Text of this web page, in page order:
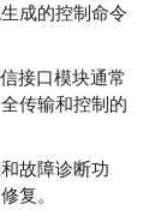
成的控制命令
接口模块通常
传输和控制的
故障诊断功
复。